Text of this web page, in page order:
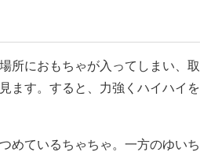
所におもちゃが入ってしまい、取
ます。すると、力強くハイハイを
めているちゃちゃ。一方のゆいち